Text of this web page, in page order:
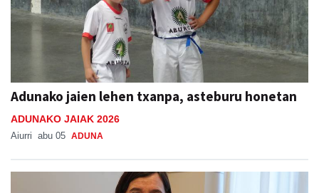
Adunako jaien lehen txanpa, asteburu honetan
ADUNAKO JAIAK 2026
Aiurri abu 05 ADUNA